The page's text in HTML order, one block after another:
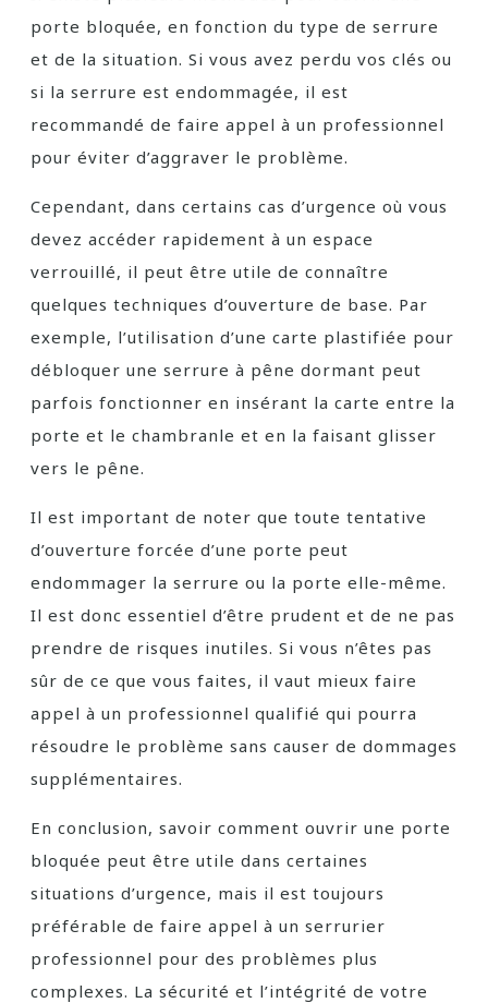
porte bloquée, en fonction du type de serrure
et de la situation. Si vous avez perdu vos clés ou
si la serrure est endommagée, il est
recommandé de faire appel à un professionnel
pour éviter d’aggraver le problème.
Cependant, dans certains cas d’urgence où vous
devez accéder rapidement à un espace
verrouillé, il peut être utile de connaître
quelques techniques d’ouverture de base. Par
exemple, l’utilisation d’une carte plastifiée pour
débloquer une serrure à pêne dormant peut
parfois fonctionner en insérant la carte entre la
porte et le chambranle et en la faisant glisser
vers le pêne.
Il est important de noter que toute tentative
d’ouverture forcée d’une porte peut
endommager la serrure ou la porte elle-même.
Il est donc essentiel d’être prudent et de ne pas
prendre de risques inutiles. Si vous n’êtes pas
sûr de ce que vous faites, il vaut mieux faire
appel à un professionnel qualifié qui pourra
résoudre le problème sans causer de dommages
supplémentaires.
En conclusion, savoir comment ouvrir une porte
bloquée peut être utile dans certaines
situations d’urgence, mais il est toujours
préférable de faire appel à un serrurier
professionnel pour des problèmes plus
complexes. La sécurité et l’intégrité de votre